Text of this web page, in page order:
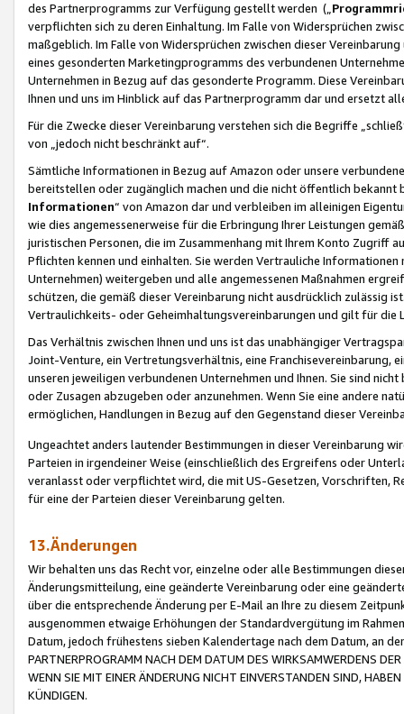
des Partnerprogramms zur Verfügung gestellt werden („
verpflichten sich zu deren Einhaltung. Im Falle von Widersprüchen
maßgeblich. Im Falle von Widersprüchen zwischen dieser
eines gesonderten Marketingprogramms des verbundenen
Unternehmen in Bezug auf das gesonderte Programm. Diese
Ihnen und uns im Hinblick auf das Partnerprogramm dar und ersetzt
Für die Zwecke dieser Vereinbarung verstehen sich die Begriffe
von „jedoch nicht beschränkt auf“.
Sämtliche Informationen in Bezug auf Amazon oder unsere
bereitstellen oder zugänglich machen und die nicht öffentlich
Informationen“ von Amazon dar und verbleiben im alleinigen
wie dies angemessenerweise für die Erbringung Ihrer Leistungen
juristischen Personen, die im Zusammenhang mit Ihrem Konto
Pflichten kennen und einhalten. Sie werden Vertrauliche
Unternehmen) weitergeben und alle angemessenen Maßnahmen
schützen, die gemäß dieser Vereinbarung nicht ausdrücklich zulässig
Vertraulichkeits- oder Geheimhaltungsvereinbarungen und gilt für die
Das Verhältnis zwischen Ihnen und uns ist das unabhängiger
Joint-Venture, ein Vertretungsverhältnis, eine Franchisevereinbarung,
unseren jeweiligen verbundenen Unternehmen und Ihnen. Sie sind
oder Zusagen abzugeben oder anzunehmen. Wenn Sie eine andere
ermöglichen, Handlungen in Bezug auf den Gegenstand dieser
Ungeachtet anders lautender Bestimmungen in dieser Vereinbarung
Parteien in irgendeiner Weise (einschließlich des Ergreifens oder
veranlasst oder verpflichtet wird, die mit US-Gesetzen, Vorschriften,
für eine der Parteien dieser Vereinbarung gelten.
13.Änderungen
Wir behalten uns das Recht vor, einzelne oder alle Bestimmungen
Änderungsmitteilung, eine geänderte Vereinbarung oder eine
über die entsprechende Änderung per E-Mail an Ihre zu diesem
ausgenommen etwaige Erhöhungen der Standardvergütung im
Datum, jedoch frühestens sieben Kalendertage nach dem Datum, an
PARTNERPROGRAMM NACH DEM DATUM DES WIRKSAMWERDENS
WENN SIE MIT EINER ÄNDERUNG NICHT EINVERSTANDEN SIND,
KÜNDIGEN.